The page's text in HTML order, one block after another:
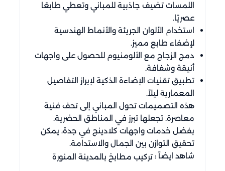
اللمسات تضيف جاذبية للمباني وتعطي طابعًا
عصريًا.
استخدام الألوان الجريئة والأنماط الهندسية
لإضفاء طابع مميز.
دمج الزجاج مع الألومنيوم للحصول على واجهات
أنيقة وشفافة.
تطبيق تقنيات الإضاءة الذكية لإبراز التفاصيل
المعمارية ليلاً.
هذه التصميمات تحول المباني إلى تحف فنية
معاصرة. تجعلها تبرز في المناطق الحضرية.
بفضل خدمات واجهات كلادينج في جدة، يمكن
تحقيق التوازن بين الجمال والاستدامة.
شاهد ايضآ : تركيب مطابخ بالمدينة المنورة